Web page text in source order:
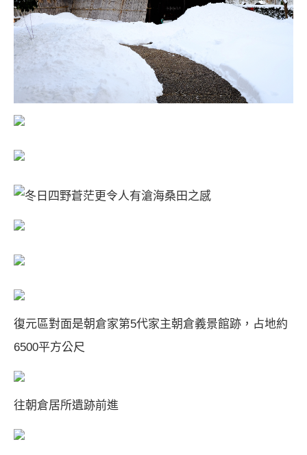
冬日四野蒼茫更令人有滄海桑田之感
復元區對面是朝倉家第5代家主朝倉義景館跡，占地約
6500平方公尺
往朝倉居所遺跡前進